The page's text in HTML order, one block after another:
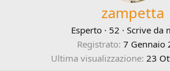
zampetta
Esperto · 52 · Scrive da
Registrato 7 Gennaio
Ultima visualizzazione 23